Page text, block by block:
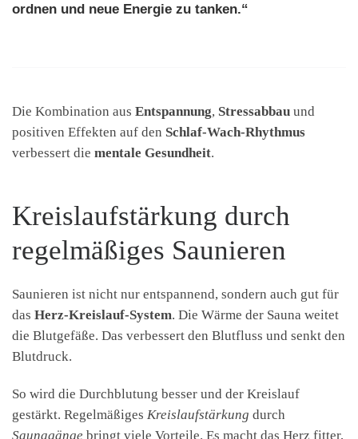
ordnen und neue Energie zu tanken.“
Die Kombination aus Entspannung, Stressabbau und
positiven Effekten auf den Schlaf-Wach-Rhythmus
verbessert die mentale Gesundheit.
Kreislaufstärkung durch
regelmäßiges Saunieren
Saunieren ist nicht nur entspannend, sondern auch gut für
das Herz-Kreislauf-System. Die Wärme der Sauna weitet
die Blutgefäße. Das verbessert den Blutfluss und senkt den
Blutdruck.
So wird die Durchblutung besser und der Kreislauf
gestärkt. Regelmäßiges Kreislaufstärkung durch
Saunagänge bringt viele Vorteile. Es macht das Herz fitter,